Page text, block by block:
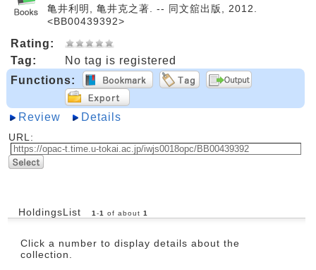
亀井利明, 亀井克之著. -- 同文舘出版, 2012.
<BB00439392>
Rating:
Tag:
No tag is registered
Functions:
Review Details
URL:
HoldingsList 1 -1 of about 1
Click a number to display details about the
collection.